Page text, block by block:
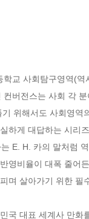
학교 사회탐구영역(
버전스는 사회 각
위해서도 사회영
하게 대답하는 시리
E. H. 카의 말처럼
영비율이 대폭 줄어
며 살아가기 위한 필
국 대표 세계사 만화